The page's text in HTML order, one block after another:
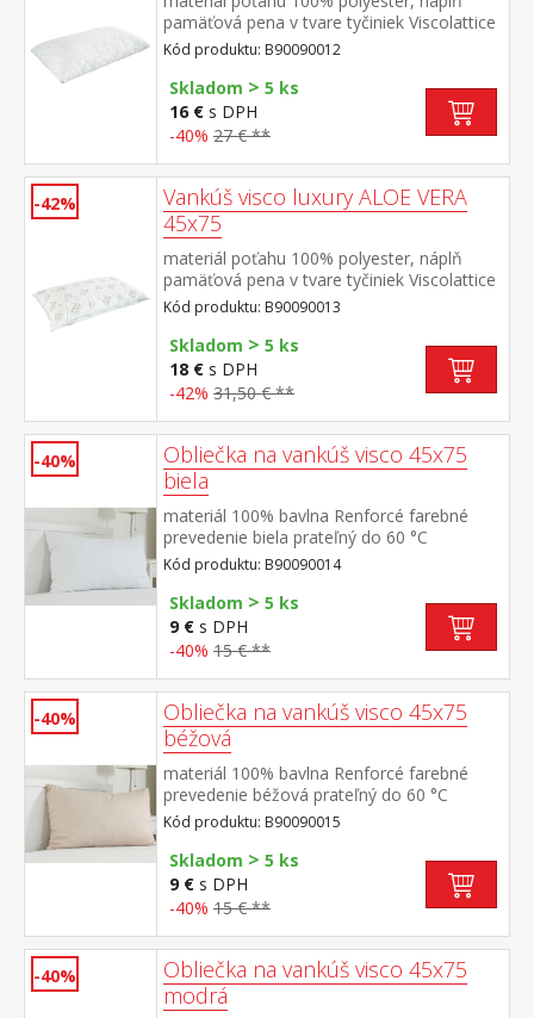
pamäťová pena v tvare tyčiniek Viscolattice
MEMORY termosenzitívny, tvarová pamäť,
elegantne prešitý poťah prateľný do 30 °C
Kód produktu: B90090012
Skladom > 5 ks
16 € s DPH
-40% 27 € **
-42%
Vankúš visco luxury ALOE VERA
45x75
materiál poťahu 100% polyester, náplň
pamäťová pena v tvare tyčiniek Viscolattice
MEMORY termosenzitívny, tvarová pamäť,
elegantne prešitý poťah s ALOE
VERA prateľný do 30 °C
Kód produktu: B90090013
Skladom > 5 ks
18 € s DPH
-42% 31,50 € **
-40%
Obliečka na vankúš visco 45x75
biela
materiál 100% bavlna Renforcé farebné
prevedenie biela prateľný do 60 °C
Kód produktu: B90090014
Skladom > 5 ks
9 € s DPH
-40% 15 € **
-40%
Obliečka na vankúš visco 45x75
béžová
materiál 100% bavlna Renforcé farebné
prevedenie béžová prateľný do 60 °C
Kód produktu: B90090015
Skladom > 5 ks
9 € s DPH
-40% 15 € **
-40%
Obliečka na vankúš visco 45x75
modrá